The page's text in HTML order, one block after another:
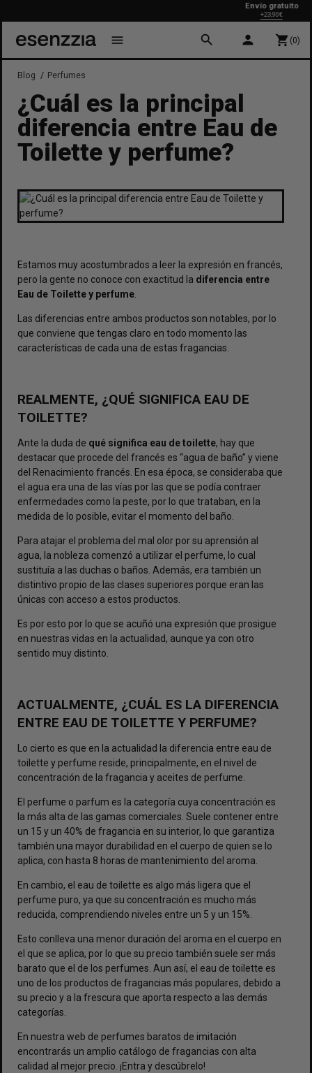
Envío gratuito
menu search person shopping_cart (0)
Blog Perfumes
¿Cuál es la principal
diferencia entre Eau de
Toilette y perfume?
Estamos muy acostumbrados a leer la expresión en francés,
pero la gente no conoce con exactitud la diferencia entre
Eau de Toilette y perfume
Las diferencias entre ambos productos son notables, por lo
que conviene que tengas claro en todo momento las
características de cada una de estas fragancias.
REALMENTE, ¿QUÉ SIGNIFICA EAU DE
TOILETTE?
Ante la duda de qué significa eau de toilette, hay que
destacar que procede del francés es “agua de baño” y viene
del Renacimiento francés. En esa época, se consideraba que
el agua era una de las vías por las que se podía contraer
enfermedades como la peste, por lo que trataban, en la
medida de lo posible, evitar el momento del baño.
Para atajar el problema del mal olor por su aprensión al
agua, la nobleza comenzó a utilizar el perfume, lo cual
sustituía a las duchas o baños. Además, era también un
distintivo propio de las clases superiores porque eran las
únicas con acceso a estos productos.
Es por esto por lo que se acuñó una expresión que prosigue
en nuestras vidas en la actualidad, aunque ya con otro
sentido muy distinto.
ACTUALMENTE, ¿CUÁL ES LA DIFERENCIA
ENTRE EAU DE TOILETTE Y PERFUME?
Lo cierto es que en la actualidad la diferencia entre eau de
toilette y perfume reside, principalmente, en el nivel de
concentración de la fragancia y aceites de perfume.
El perfume o parfum es la categoría cuya concentración es
la más alta de las gamas comerciales. Suele contener entre
un 15 y un 40% de fragancia en su interior, lo que garantiza
también una mayor durabilidad en el cuerpo de quien se lo
aplica, con hasta 8 horas de mantenimiento del aroma.
En cambio, el eau de toilette es algo más ligera que el
perfume puro, ya que su concentración es mucho más
reducida, comprendiendo niveles entre un 5 y un 15%.
Esto conlleva una menor duración del aroma en el cuerpo en
el que se aplica, por lo que su precio también suele ser más
barato que el de los perfumes. Aun así, el eau de toilette es
uno de los productos de fragancias más populares, debido a
su precio y a la frescura que aporta respecto a las demás
categorías.
En nuestra web de perfumes baratos de imitación
encontrarás un amplio catálogo de fragancias con alta
calidad al mejor precio. ¡Entra y descúbrelo!